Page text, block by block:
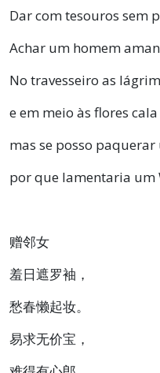
Dar com tesouros sem
Achar um homem
No travesseiro as
e em meio às flores
mas se posso paquerar
por que lamentaria um
赠邻女
羞日遮罗袖，
愁春懒起妆。
易求无价宝，